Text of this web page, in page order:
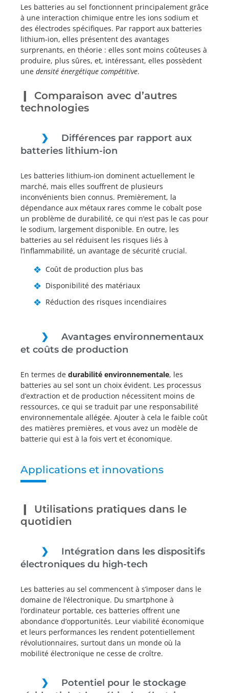
Les batteries au sel fonctionnent principalement grâce
à une interaction chimique entre les ions sodium et
des électrodes spécifiques. Par rapport aux batteries
lithium-ion, elles présentent des avantages
surprenants, en théorie : elles sont moins coûteuses à
produire, plus sûres, et, intéressant, elles possèdent
une densité énergétique compétitive.
Comparaison avec d’autres
technologies
Différences par rapport aux
batteries lithium-ion
Les batteries lithium-ion dominent actuellement le
marché, mais elles souffrent de plusieurs
inconvénients bien connus. Premièrement, la
dépendance aux métaux rares comme le cobalt pose
un problème de durabilité, ce qui n’est pas le cas pour
le sodium, largement disponible. En outre, les
batteries au sel réduisent les risques liés à
l’inflammabilité, un avantage de sécurité crucial.
Coût de production plus bas
Disponibilité des matériaux
Réduction des risques incendiaires
Avantages environnementaux
et coûts de production
En termes de durabilité environnementale, les
batteries au sel sont un choix évident. Les processus
d’extraction et de production nécessitent moins de
ressources, ce qui se traduit par une responsabilité
environnementale allégée. Ajouter à cela le faible coût
des matières premières, et vous avez un modèle de
batterie qui est à la fois vert et économique.
Applications et innovations
Utilisations pratiques dans le
quotidien
Intégration dans les dispositifs
électroniques du high-tech
Les batteries au sel commencent à s’imposer dans le
domaine de l’électronique. Du smartphone à
l’ordinateur portable, ces batteries offrent une
abondance d’opportunités. Leur viabilité économique
et leurs performances les rendent potentiellement
révolutionnaires, surtout dans un monde où la
mobilité électronique ne cesse de croître.
Potentiel pour le stockage